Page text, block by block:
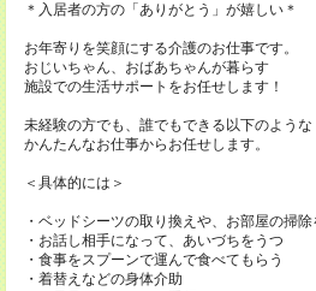
＊入居者の方の「ありがとう」が嬉しい＊
お年寄りを笑顔にする介護のお仕事です。
おじいちゃん、おばあちゃんが暮らす
施設での生活サポートをお任せします！
未経験の方でも、誰でもできる以下のような
かんたんなお仕事からお任せします。
＜具体的には＞
・ベッドシーツの取り換えや、お部屋の掃除
・お話し相手になって、あいづちをうつ
・食事をスプーンで運んで食べてもらう
・着替えなどの身体介助